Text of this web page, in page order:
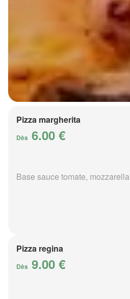
Pizza margherita
Dès 6.00 €
Base sauce tomate, mozzarella
Pizza regina
Dès 9.00 €